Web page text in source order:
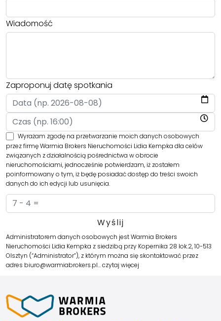
Wiadomość
Zaproponuj datę spotkania
Wyrażam zgodę na przetwarzanie moich danych osobowych
przez firmę Warmia Brokers Nieruchomości Lidia Kempka dla celów
związanych z działalnością pośrednictwa w obrocie
nieruchomościami, jednocześnie potwierdzam, iż zostałem
poinformowany o tym, iż będę posiadać dostęp do treści swoich
danych do ich edycji lub usunięcia.
Administratorem danych osobowych jest Warmia Brokers
Nieruchomości Lidia Kempka z siedzibą przy Kopernika 28 lok.2, 10-513
Olsztyn (“Administrator”), z którym można się skontaktować przez
adres biuro@warmiabrokers.pl…czytaj więcej